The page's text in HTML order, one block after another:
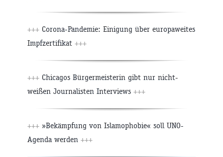
+++ Corona-Pandemie: Einigung über europaweites
Impfzertifikat +++
+++ Chicagos Bürgermeisterin gibt nur nicht-
weißen Journalisten Interviews +++
+++ »Bekämpfung von Islamophobie« soll UNO-
Agenda werden +++